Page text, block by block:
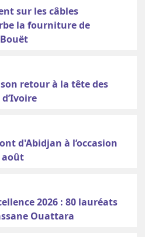
sur les câbles
la fourniture de
retour à la tête des
d'Abidjan à l’occasion
août
2026 : 80 lauréats
Ouattara